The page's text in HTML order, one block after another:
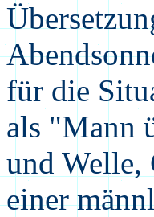
für die
als "Mann
und Welle,
einer